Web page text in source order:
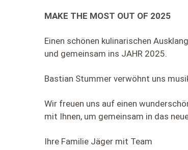
MAKE THE MOST OUT OF 2025
Einen schönen kulinarischen
und gemeinsam ins JAHR 2025.
Bastian Stummer verwöhnt uns
Wir freuen uns auf einen
mit Ihnen, um gemeinsam in das
Ihre Familie Jäger mit Team